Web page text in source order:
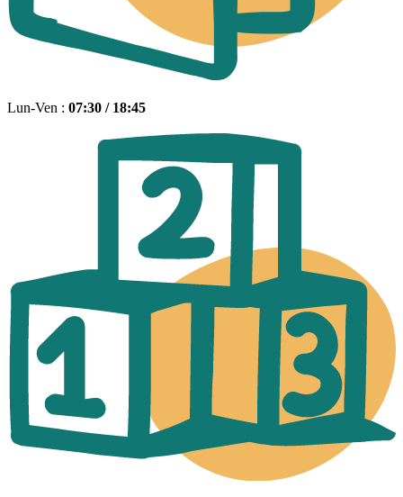
Lun-Ven : 07:30 / 18:45